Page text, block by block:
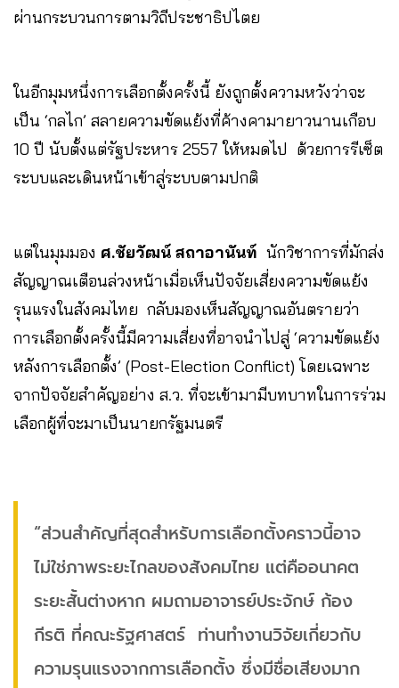
ผ่านกระบวนการตามวิถีประชาธิปไตย
ในอีกมุมหนึ่งการเลือกตั้งครั้งนี้ ยังถูกตั้งความหวังว่าจะ
เป็น ‘กลไก’ สลายความขัดแย้งที่ค้างคามายาวนานเกือบ
10 ปี นับตั้งแต่รัฐประหาร 2557 ให้หมดไป ด้วยการรีเซ็ต
ระบบและเดินหน้าเข้าสู่ระบบตามปกติ
แต่ในมุมมอง ศ.ชัยวัฒน์ สถาอานันท์ นักวิชาการที่มักส่ง
สัญญาณเตือนล่วงหน้าเมื่อเห็นปัจจัยเสี่ยงความขัดแย้ง
รุนแรงในสังคมไทย กลับมองเห็นสัญญาณอันตรายว่า
การเลือกตั้งครั้งนี้มีความเสี่ยงที่อาจนำไปสู่ ‘ความขัดแย้ง
หลังการเลือกตั้ง’ (Post-Election Conflict) โดยเฉพาะ
จากปัจจัยสำคัญอย่าง ส.ว. ที่จะเข้ามามีบทบาทในการร่วม
เลือกผู้ที่จะมาเป็นนายกรัฐมนตรี ​
“ส่วนสำคัญที่สุดสำหรับการเลือกตั้งคราวนี้อาจ
ไม่ใช่ภาพระยะไกลของสังคมไทย แต่คืออนาคต
ระยะสั้นต่างหาก ผมถามอาจารย์ประจักษ์ ก้อง
กีรติ ที่คณะรัฐศาสตร์ ท่านทำงานวิจัยเกี่ยวกับ
ความรุนแรงจากการเลือกตั้ง ซึ่งมีชื่อเสียงมาก